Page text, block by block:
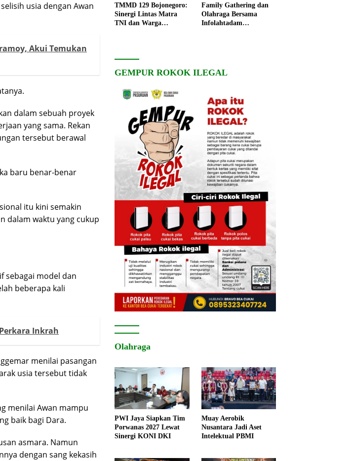
usia dengan Awan
Akui Temukan
dalam sebuah proyek
yang sama. Rekan
tersebut berawal
baru benar-benar
itu kini semakin
dalam waktu yang cukup
sebagai model dan
beberapa kali
Inkrah
menilai pasangan
usia tersebut tidak
menilai Awan mampu
baik bagi Dara.
asmara. Namun
dengan sang kekasih
TMMD 129 Bojonegoro:
Sinergi Lintas Matra
TNI dan Warga
Family Gathering dan
Olahraga Bersama
Infolahtadam
GEMPUR ROKOK ILEGAL
Olahraga
PWI Jaya Siapkan Tim
Porwanas 2027 Lewat
Sinergi KONI DKI
Muay Aerobik
Nusantara Jadi Aset
Intelektual PBMI